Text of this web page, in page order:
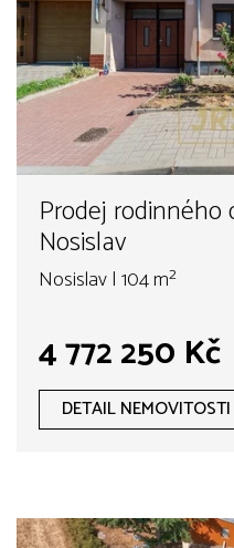
Prodej rodinného
Nosislav
Nosislav | 104 m²
4 772 250 Kč
DETAIL NEMOVITOSTI